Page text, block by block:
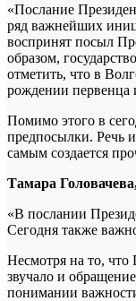
«Послание
ряд важнейших
воспринят посыл
образом,
отметить, что в
рождении первенца
Помимо этого в
предпосылки. Речь
самым создается
Тамара
«В послании
Сегодня также
Несмотря на то, что
звучало и
понимании